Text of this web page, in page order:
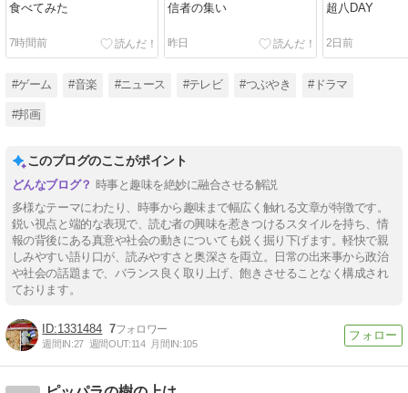
食べてみた
7時間前
信者の集い
昨日
超八DAY
2日前
#ゲーム #音楽 #ニュース #テレビ #つぶやき #ドラマ
#邦画
このブログのここがポイント
時事と趣味を絶妙に融合させる解説
多様なテーマにわたり、時事から趣味まで幅広く触れる文章が特徴です。
鋭い視点と端的な表現で、読む者の興味を惹きつけるスタイルを持ち、情
報の背後にある真意や社会の動きについても鋭く掘り下げます。軽快で親
しみやすい語り口が、読みやすさと奥深さを両立。日常の出来事から政治
や社会の話題まで、バランス良く取り上げ、飽きさせることなく構成され
ております。
1331484 7
週間IN:27 週間OUT:114 月間IN:105